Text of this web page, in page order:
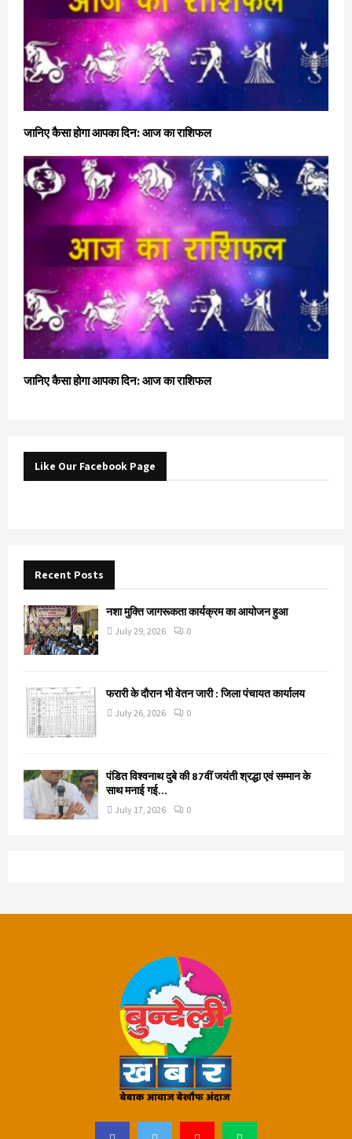
जानिए कैसा होगा आपका दिन: आज का राशिफल
जानिए कैसा होगा आपका दिन: आज का राशिफल
Like Our Facebook Page
Recent Posts
नशा मुक्ति जागरूकता कार्यक्रम का आयोजन हुआ
July 29, 2026 0
फरारी के दौरान भी वेतन जारी : जिला पंचायत कार्यालय
July 26, 2026 0
पंडित विश्वनाथ दुबे की 87वीं जयंती श्रद्धा एवं सम्मान के
साथ मनाई गई…
July 17, 2026 0